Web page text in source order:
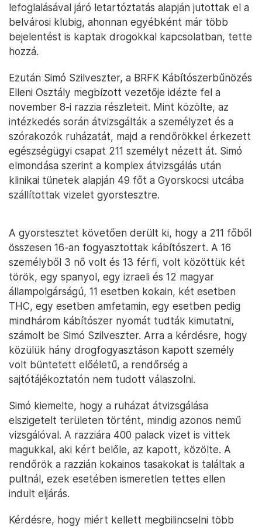
lefoglalásával járó letartóztatás alapján jutottak el a
belvárosi klubig, ahonnan egyébként már több
bejelentést is kaptak drogokkal kapcsolatban, tette
hozzá.
Ezután Simó Szilveszter, a BRFK Kábítószerbűnözés
Elleni Osztály megbízott vezetője idézte fel a
november 8-i razzia részleteit. Mint közölte, az
intézkedés során átvizsgálták a személyzet és a
szórakozók ruházatát, majd a rendőrökkel érkezett
egészségügyi csapat 211 személyt nézett át. Simó
elmondása szerint a komplex átvizsgálás után
klinikai tünetek alapján 49 főt a Gyorskocsi utcába
szállítottak vizelet gyorstesztre.
A gyorstesztet követően derült ki, hogy a 211 főből
összesen 16-an fogyasztottak kábítószert. A 16
személyből 3 nő volt és 13 férfi, volt közöttük két
török, egy spanyol, egy izraeli és 12 magyar
állampolgárságú, 11 esetben kokain, két esetben
THC, egy esetben amfetamin, egy esetben pedig
mindhárom kábítószer nyomát tudták kimutatni,
számolt be Simó Szilveszter. Arra a kérdésre, hogy
közülük hány drogfogyasztáson kapott személy
volt büntetett előéletű, a rendőrség a
sajtótájékoztatón nem tudott válaszolni.
Simó kiemelte, hogy a ruházat átvizsgálása
elszigetelt területen történt, mindig azonos nemű
vizsgálóval. A razziára 400 palack vizet is vittek
magukkal, aki kért belőle, az kapott, közölte. A
rendőrök a razzián kokainos tasakokat is találtak a
pultnál, ezek esetében ismeretlen tettes ellen
indult eljárás.
Kérdésre, hogy miért kellett megbilincselni több